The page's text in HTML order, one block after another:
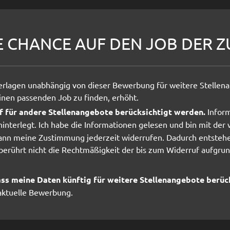
CHANCE AUF DEN JOB DER
unabhängig von dieser Bewerbung für weitere
passenden Job zu finden, erhöht.
für andere Stellenangebote berücksichtigt werden.
Ich habe die Informationen gelesen und bin mit der
meine Zustimmung jederzeit widerrufen. Dadurch
nicht die Rechtmäßigkeit der bis zum Widerruf
meine Daten künftig für weitere Stellenangebote
Bewerbung.